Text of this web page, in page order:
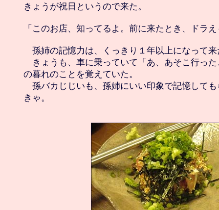
きょうが祝日というので来た。
「このお店、知ってるよ。前に来たとき、ドラ
孫姉の記憶力は、くっきり１年以上になって来
きょうも、車に乗っていて「あ、あそこ行っ
の暮れのことを覚えていた。
孫バカじじいも、孫姉にいい印象で記憶して